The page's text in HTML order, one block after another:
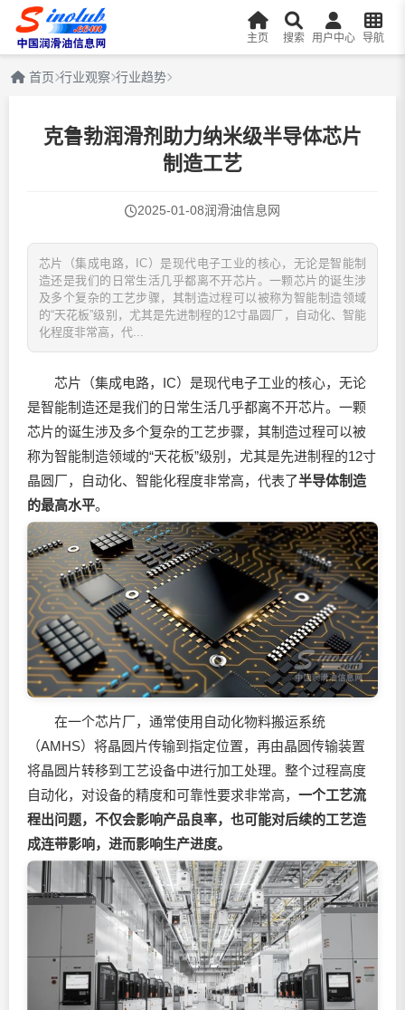
主页 搜索 用户中心 导航
首页 行业观察 行业趋势
克鲁勃润滑剂助力纳米级半导体芯片
制造工艺
2025-01-08润滑油信息网
芯片（集成电路，IC）是现代电子工业的核心，无论是智能制
造还是我们的日常生活几乎都离不开芯片。一颗芯片的诞生涉
及多个复杂的工艺步骤，其制造过程可以被称为智能制造领域
的“天花板”级别，尤其是先进制程的12寸晶圆厂，自动化、智能
化程度非常高，代...
芯片（集成电路，IC）是现代电子工业的核心，无论
是智能制造还是我们的日常生活几乎都离不开芯片。一颗
芯片的诞生涉及多个复杂的工艺步骤，其制造过程可以被
称为智能制造领域的“天花板”级别，尤其是先进制程的12寸
晶圆厂，自动化、智能化程度非常高，代表了半导体制造
的最高水平。
在一个芯片厂，通常使用自动化物料搬运系统
（AMHS）将晶圆片传输到指定位置，再由晶圆传输装置
将晶圆片转移到工艺设备中进行加工处理。整个过程高度
自动化，对设备的精度和可靠性要求非常高， 一个工艺流
程出问题，不仅会影响产品良率，也可能对后续的工艺造
成连带影响，进而影响生产进度。